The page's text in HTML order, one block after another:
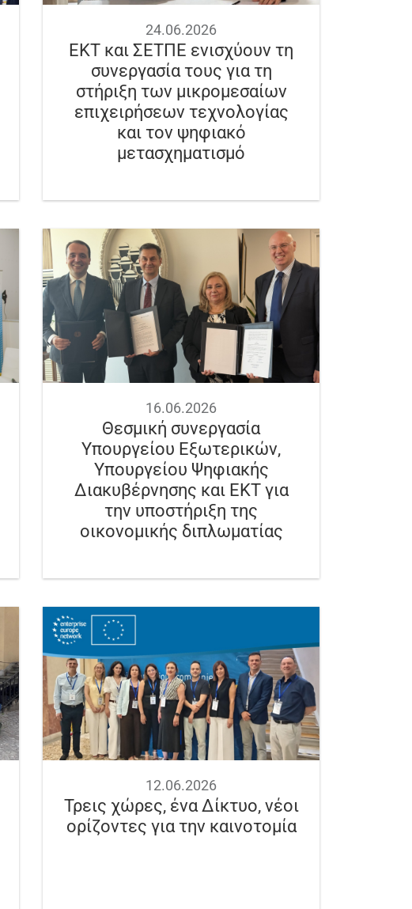
24.06.2026
ΕΚΤ και ΣΕΤΠΕ ενισχύουν τη
συνεργασία τους για τη
στήριξη των μικρομεσαίων
επιχειρήσεων τεχνολογίας
και τον ψηφιακό
μετασχηματισμό
16.06.2026
Θεσμική συνεργασία
Υπουργείου Εξωτερικών,
Υπουργείου Ψηφιακής
Διακυβέρνησης και ΕΚΤ για
την υποστήριξη της
οικονομικής διπλωματίας
12.06.2026
Τρεις χώρες, ένα Δίκτυο, νέοι
ορίζοντες για την καινοτομία